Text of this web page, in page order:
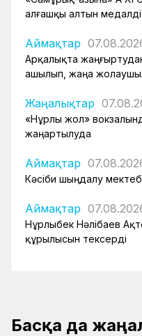
алғашқы алтын медалді
Аймақтар
Арқалықта
ашылып, жаңа
Жаңалықтар
«Нұрлы жол»
жаңартылуда
Аймақтар
Кәсіби шыңдалу
Аймақтар
Нұрлыбек Нәлібаев
құрылысын тексерді
Басқа да